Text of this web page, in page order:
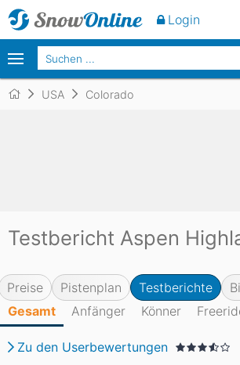
USA Colorado
Testbericht Aspen
Preise Pistenplan Testberichte
Gesamt
Anfänger Könner
Zu den Userbewertungen
Login